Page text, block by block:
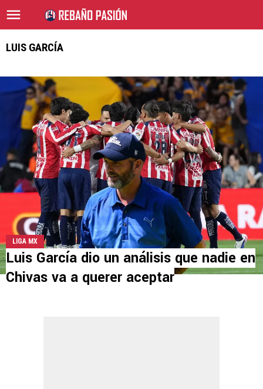
LUIS GARCÍA
LIGA MX
Luis García dio un análisis que nadie en
Chivas va a querer aceptar